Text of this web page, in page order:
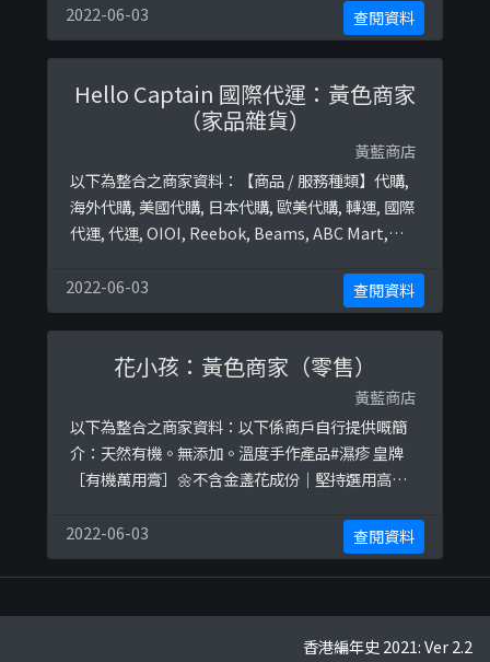
頁，或給我一個Like作鼓勵！感謝大家！以下係相
關證明貼文：
https://www.facebook.com/ericlaicomics/pho
tos/a.572021229573115/2193033034138585h ...
2022-06-03 查閱資料
Hello Captain 國際代運：黃色商家
（家品雜貨）
黃藍商店
以下為整合之商家資料：【商品 / 服務種類】代購,
海外代購, 美國代購, 日本代購, 歐美代購, 轉運, 國際
代運, 代運, OIOI, Reebok, Beams, ABC Mart,
Disney, 迪士尼, MUJI, 無印, 無印良品, cecile, Le
creuset, panasonic, Bic ...
2022-06-03 查閱資料
花小孩：黃色商家（零售）
黃藍商店
以下為整合之商家資料：以下係商戶自行提供嘅簡
介：天然有機。無添加。溫度手作產品#濕疹 皇牌
［有機萬用膏］🌼不含金盞花成份｜堅持選用高品
功效｜｜帶著小孩純真心做好每一款產品｜香港製
造🇭🇰⬇️購買及詳細資料⬇️以下係相關證明貼文：
https://www.facebook.com/permalink.php?
2022-06-03 查閱資料
香港編年史 2021: Ver 2.2